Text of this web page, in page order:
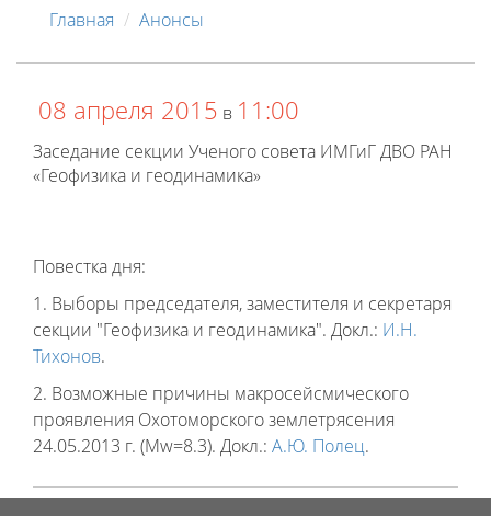
Главная Анонсы
08 апреля 2015 в 11:00
Заседание секции Ученого совета ИМГиГ ДВО РАН
«Геофизика и геодинамика»
Повестка дня:
1. Выборы председателя, заместителя и секретаря
секции "Геофизика и геодинамика". Докл.: И.Н.
Тихонов.
2. Возможные причины макросейсмического
проявления Охотоморского землетрясения
24.05.2013 г. (Mw=8.3). Докл.: А.Ю. Полец.